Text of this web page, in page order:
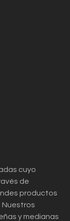
cuyo
de
productos
Nuestros
y medianas